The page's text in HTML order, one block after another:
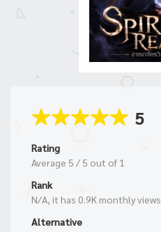
5
Rating
Average 5 / 5 out of 1
Rank
N/A, it has 0.9K monthly views
Alternative